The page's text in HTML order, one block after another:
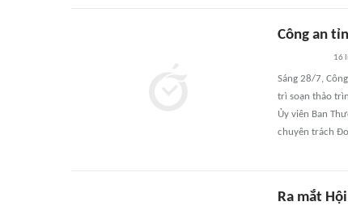
Công an
16
Sáng 28/7,
trì soạn thảo
Ủy viên Ban
chuyên trách
Ra mắt